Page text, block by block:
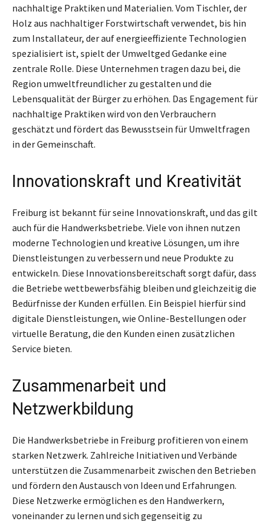
nachhaltige Praktiken und Materialien. Vom Tischler, der
Holz aus nachhaltiger Forstwirtschaft verwendet, bis hin
zum Installateur, der auf energieeffiziente Technologien
spezialisiert ist, spielt der Umweltged Gedanke eine
zentrale Rolle. Diese Unternehmen tragen dazu bei, die
Region umweltfreundlicher zu gestalten und die
Lebensqualität der Bürger zu erhöhen. Das Engagement für
nachhaltige Praktiken wird von den Verbrauchern
geschätzt und fördert das Bewusstsein für Umweltfragen
in der Gemeinschaft.
Innovationskraft und Kreativität
Freiburg ist bekannt für seine Innovationskraft, und das gilt
auch für die Handwerksbetriebe. Viele von ihnen nutzen
moderne Technologien und kreative Lösungen, um ihre
Dienstleistungen zu verbessern und neue Produkte zu
entwickeln. Diese Innovationsbereitschaft sorgt dafür, dass
die Betriebe wettbewerbsfähig bleiben und gleichzeitig die
Bedürfnisse der Kunden erfüllen. Ein Beispiel hierfür sind
digitale Dienstleistungen, wie Online-Bestellungen oder
virtuelle Beratung, die den Kunden einen zusätzlichen
Service bieten.
Zusammenarbeit und
Netzwerkbildung
Die Handwerksbetriebe in Freiburg profitieren von einem
starken Netzwerk. Zahlreiche Initiativen und Verbände
unterstützen die Zusammenarbeit zwischen den Betrieben
und fördern den Austausch von Ideen und Erfahrungen.
Diese Netzwerke ermöglichen es den Handwerkern,
voneinander zu lernen und sich gegenseitig zu